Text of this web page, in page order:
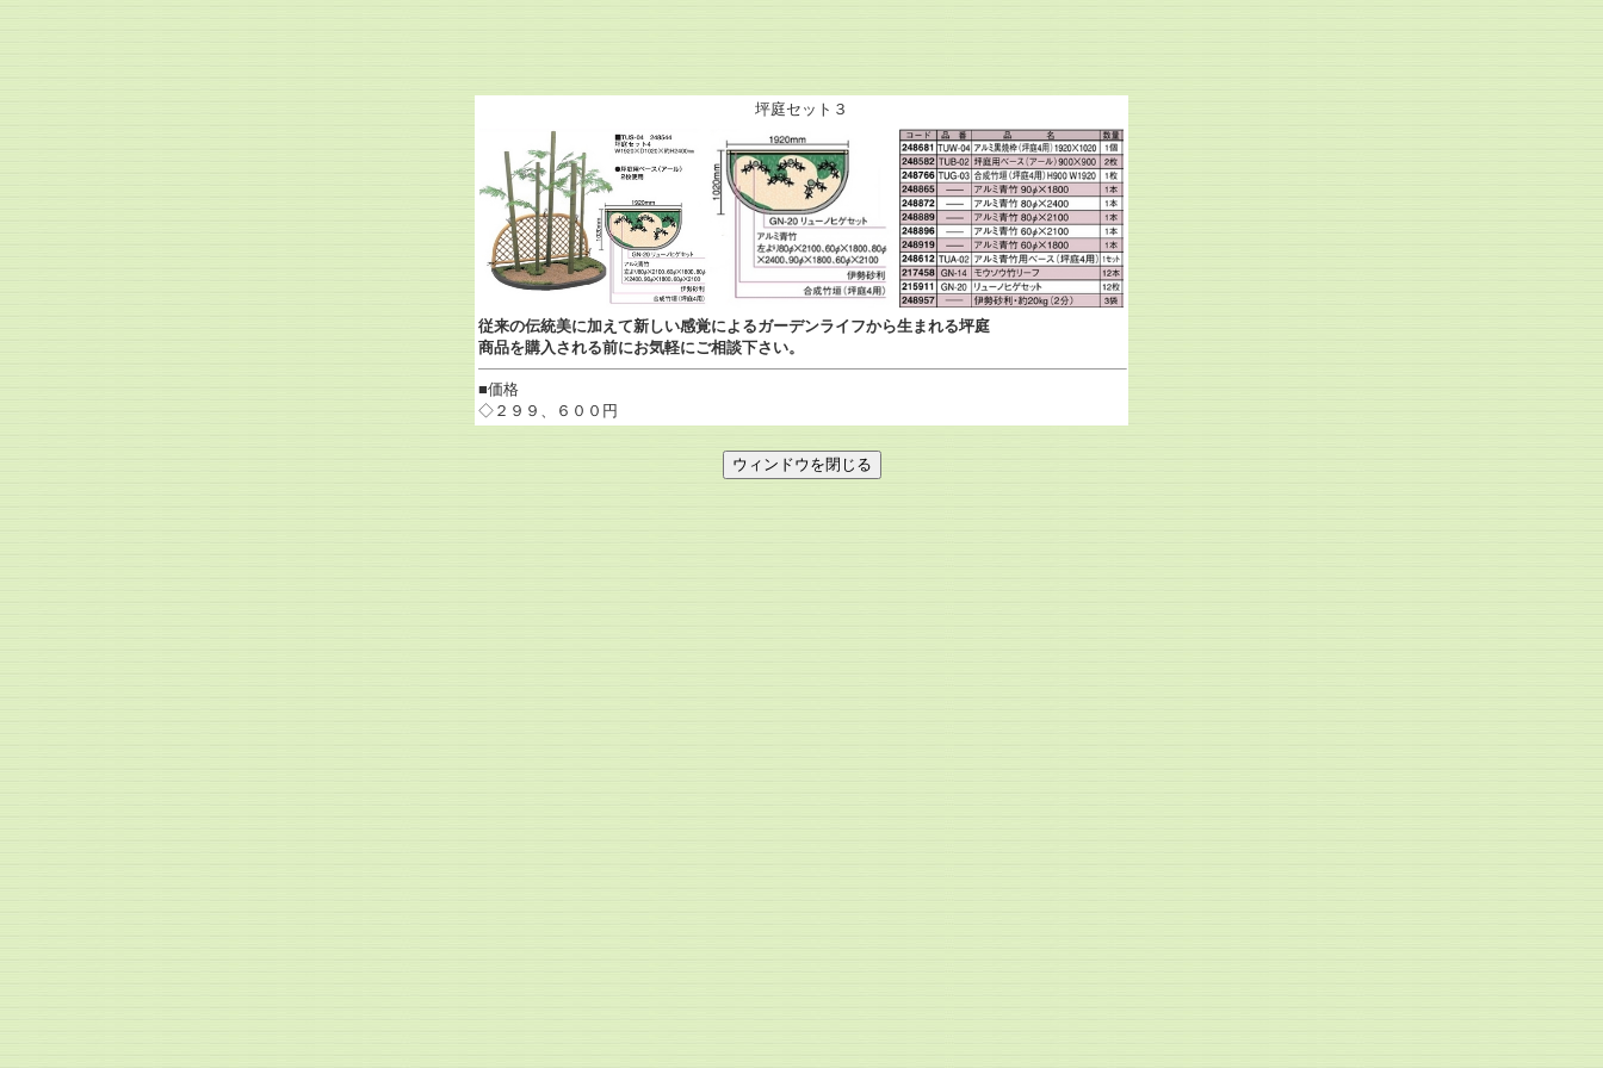
坪庭セット３
従来の伝統美に加えて新しい感覚によるガーデンライフから生まれる坪庭
商品を購入される前にお気軽にご相談下さい。
■価格
◇２９９、６００円